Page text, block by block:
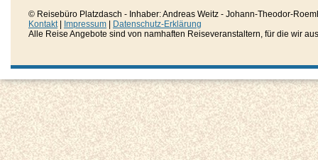
© Reisebüro Platzdasch - Inhaber: Andreas Weitz - Johann-Theodor-
Kontakt| Impressum
Datenschutz-Erklärung
Alle Reise Angebote sind von namhaften Reiseveranstaltern, für die wir